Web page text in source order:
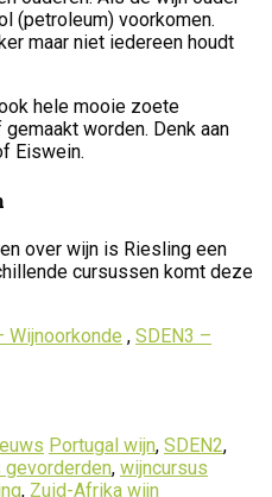
(petroleum) voorkomen.
maar niet iedereen houdt
hele mooie zoete
worden. Denk aan
Eiswein.
over wijn is Riesling een
cursussen komt deze
Wijnoorkonde , SDEN3 –
Portugal wijn, SDEN2,
, wijncursus
, Zuid-Afrika wijn